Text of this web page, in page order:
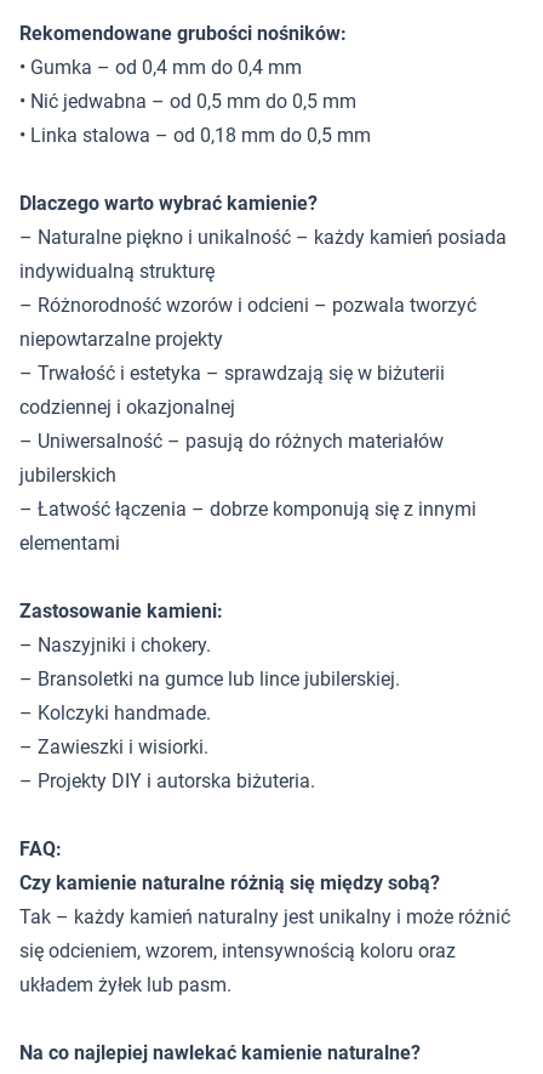
Rekomendowane grubości nośników:
• Gumka – od 0,4 mm do 0,4 mm
• Nić jedwabna – od 0,5 mm do 0,5 mm
• Linka stalowa – od 0,18 mm do 0,5 mm
Dlaczego warto wybrać kamienie?
– Naturalne piękno i unikalność – każdy kamień posiada
indywidualną strukturę
– Różnorodność wzorów i odcieni – pozwala tworzyć
niepowtarzalne projekty
– Trwałość i estetyka – sprawdzają się w biżuterii
codziennej i okazjonalnej
– Uniwersalność – pasują do różnych materiałów
jubilerskich
– Łatwość łączenia – dobrze komponują się z innymi
elementami
Zastosowanie kamieni:
– Naszyjniki i chokery.
– Bransoletki na gumce lub lince jubilerskiej.
– Kolczyki handmade.
– Zawieszki i wisiorki.
– Projekty DIY i autorska biżuteria.
FAQ:
Czy kamienie naturalne różnią się między sobą?
Tak – każdy kamień naturalny jest unikalny i może różnić
się odcieniem, wzorem, intensywnością koloru oraz
układem żyłek lub pasm.
Na co najlepiej nawlekać kamienie naturalne?